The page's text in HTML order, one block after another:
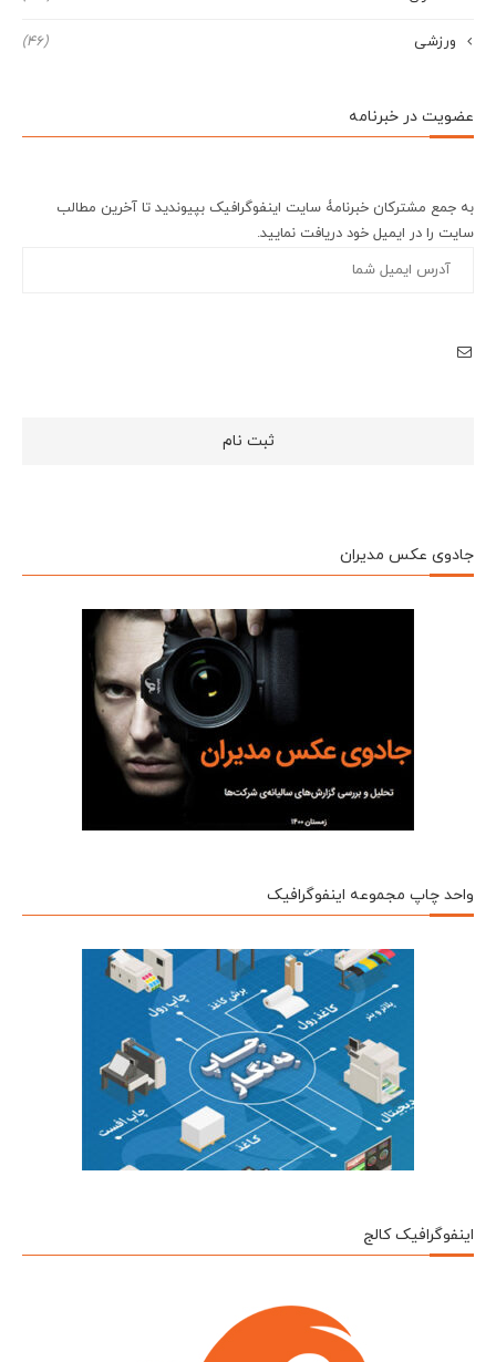
ورزشی (46)
عضویت در خبرنامه
به جمع مشترکان خبرنامۀ سایت اینفوگرافیک بپیوندید تا آخرین مطالب
سایت را در ایمیل خود دریافت نمایید.
جادوی عکس مدیران
واحد چاپ مجموعه اینفوگرافیک
اینفوگرافیک کالج